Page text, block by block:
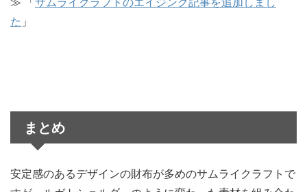
た 」
まとめ
安定感のあるデザインの財布が多めのサムライクラフトで